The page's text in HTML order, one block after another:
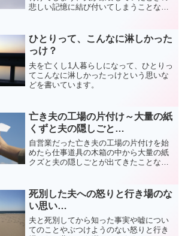
悲しい記憶に結び付いてしまうことなど
ひとりって、こんなに淋しかった
っけ？
夫を亡くし1人暮らしになって、ひとりっ
てこんなに淋しかったっけという思いな
どを書いています。
亡き夫の工場の片付け～大量の紙
くずと夫の隠しごと…
自営業だった亡き夫の工場の片付けを始
めたら仕事道具の木箱の中から大量の紙
クズと夫の隠しごとが出てきたことなど
死別した夫への怒りと行き場のな
い思い…
夫と死別してから知った事実や嘘につい
てのことやぶつけようのない怒りと行き